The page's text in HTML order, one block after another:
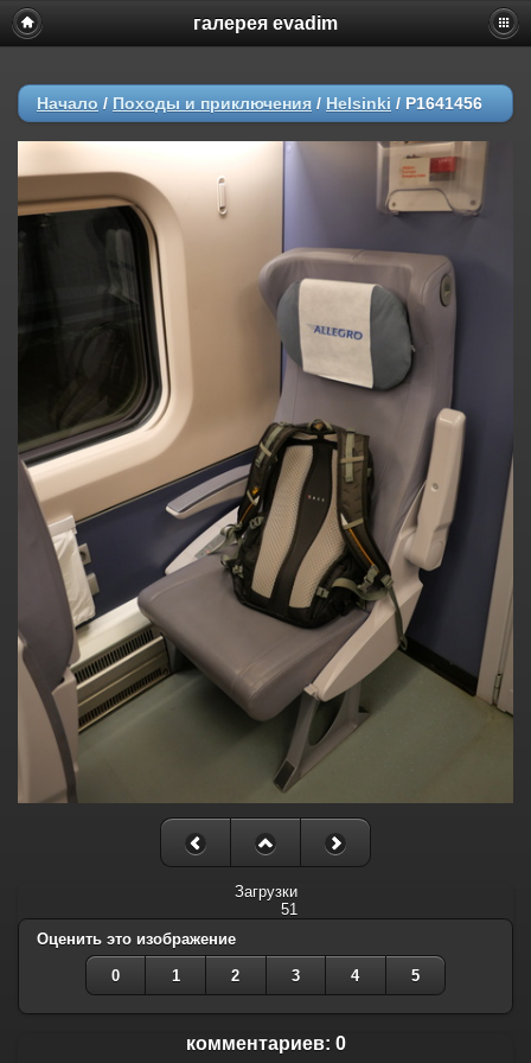
галерея evadim
Начало / Походы и приключения / Helsinki / P1641456
Загрузки
51
Оценить это изображение
0 1 2 3 4 5
комментариев: 0